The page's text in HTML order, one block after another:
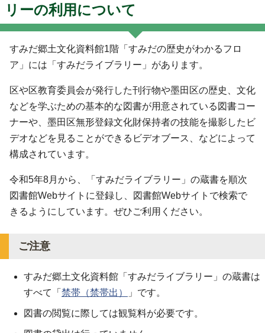
リーの利用について
すみだ郷土文化資料館1階「すみだの歴史がわかるフロ
ア」には「すみだライブラリー」があります。
区や区教育委員会が発行した刊行物や墨田区の歴史、文化
などを学ぶための基本的な図書が用意されている図書コー
ナーや、墨田区無形登録文化財保持者の技能を撮影したビ
デオなどを見ることができるビデオブース、などによって
構成されています。
令和5年8月から、「すみだライブラリー」の蔵書を順次
図書館Webサイトに登録し、図書館Webサイトで検索で
きるようにしています。ぜひご利用ください。
ご注意
すみだ郷土文化資料館「すみだライブラリー」の蔵書は
すべて「 禁帯（禁帯出） 」です。
図書の閲覧に際しては観覧料が必要です。